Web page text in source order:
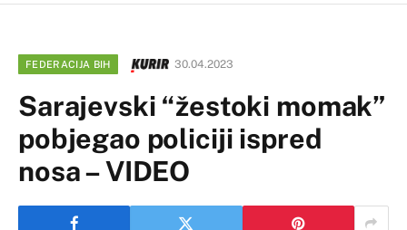
FEDERACIJA BIH 30.04.2023
Sarajevski “žestoki momak”
pobjegao policiji ispred
nosa – VIDEO